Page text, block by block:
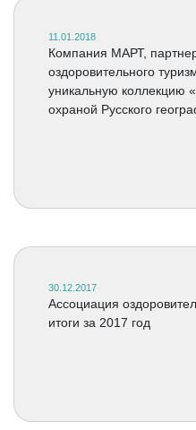
11.01.2018
Компания МАРТ,
оздоровительного
уникальную коллекцию
охраной Русского
30.12.2017
Ассоциация
итоги за 2017 год